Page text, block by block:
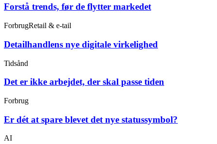
Forstå trends, før de flytter markedet
ForbrugRetail & e-tail
Detailhandlens nye digitale virkelighed
Tidsånd
Det er ikke arbejdet, der skal passe tiden
Forbrug
Er dét at spare blevet det nye statussymbol?
AI